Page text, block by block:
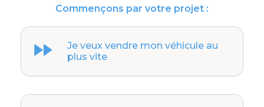
Commençons par votre projet :
Je veux vendre mon véhicule au
plus vite